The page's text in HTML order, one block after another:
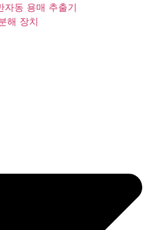
자동 용매 추출기
해 장치